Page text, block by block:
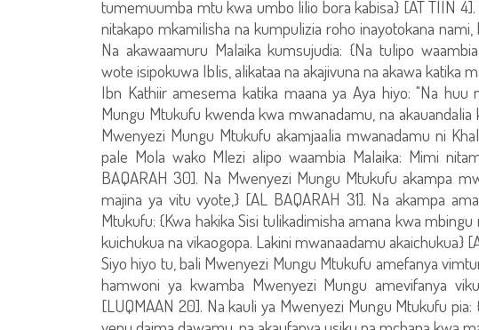
tumemuumba mtu kwa umbo lilio bora kabisa} [AT TIIN
nitakapo mkamilisha na kumpulizia roho inayotokana
Na akawaamuru Malaika kumsujudia: {Na tulipo
wote isipokuwa Iblis, alikataa na akajivuna na akawa katika
Ibn Kathiir amesema katika maana ya Aya hiyo: "Na
Mungu Mtukufu kwenda kwa mwanadamu, na
Mwenyezi Mungu Mtukufu akamjaalia mwanadamu ni
pale Mola wako Mlezi alipo waambia Malaika: Mimi
BAQARAH 30]. Na Mwenyezi Mungu Mtukufu akampa
majina ya vitu vyote,} [AL BAQARAH 31]. Na akampa
Mtukufu: {Kwa hakika Sisi tulikadimisha amana kwa
kuichukua na vikaogopa. Lakini mwanaadamu akaichukua}
Siyo hiyo tu, bali Mwenyezi Mungu Mtukufu amefanya
hamwoni ya kwamba Mwenyezi Mungu amevifanya
[LUQMAAN 20]. Na kauli ya Mwenyezi Mungu Mtukufu